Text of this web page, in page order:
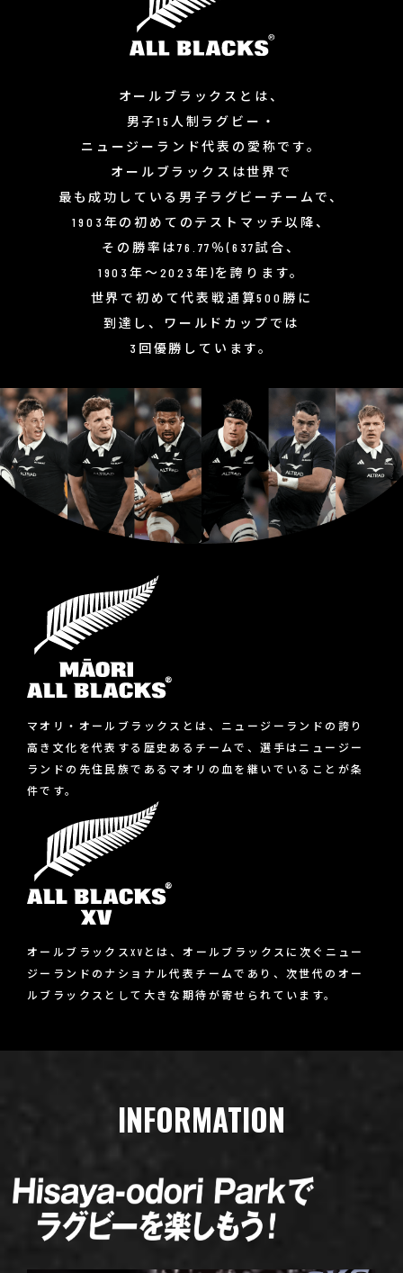
オールブラックスとは、
男子15人制ラグビー・
ニュージーランド代表の愛称です。
オールブラックスは世界で
最も成功している男子ラグビーチームで、
1903年の初めてのテストマッチ以降、
その勝率は76.77％(637試合、
1903年～2023年)を誇ります。
世界で初めて代表戦通算500勝に
到達し、
ワールドカップでは
3回優勝しています。
マオリ・オールブラックスとは、ニュージーランドの誇り
高き文化を代表する歴史あるチームで、選手はニュージー
ランドの先住民族であるマオリの血を継いでいることが条
件です。
オールブラックスXVとは、オールブラックスに次ぐニュー
ジーランドのナショナル代表チームであり、次世代のオー
ルブラックスとして大きな期待が寄せられています。
INFORMATION